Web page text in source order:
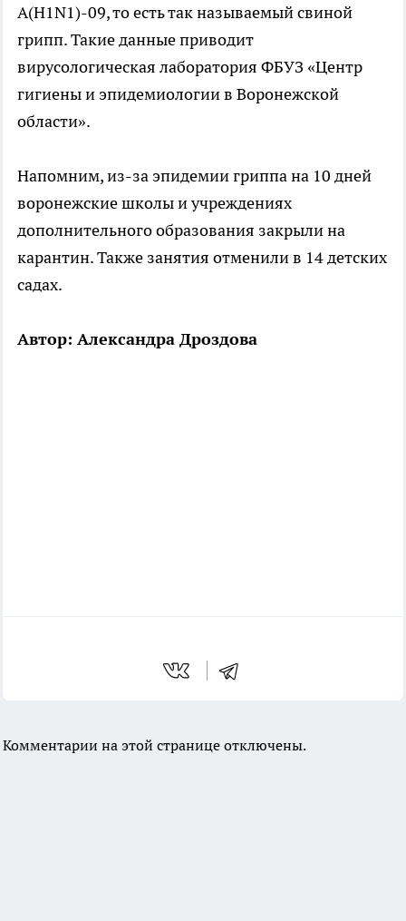
А(H1N1)-09, то есть так называемый свиной
грипп. Такие данные приводит
вирусологическая лаборатория ФБУЗ «Центр
гигиены и эпидемиологии в Воронежской
области».
Напомним, из-за эпидемии гриппа на 10 дней
воронежские школы и учреждениях
дополнительного образования закрыли на
карантин. Также занятия отменили в 14 детских
садах.
Автор: Александра Дроздова
Комментарии на этой странице отключены.